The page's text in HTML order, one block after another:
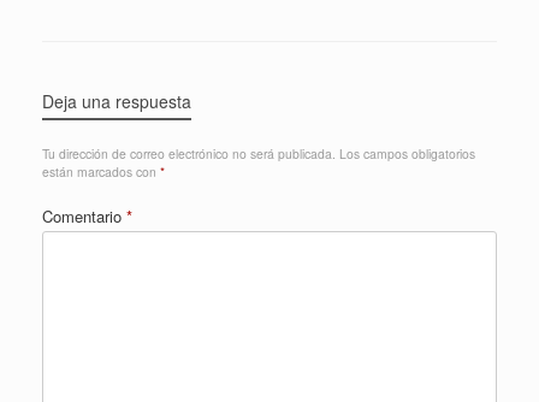
Deja una respuesta
Tu dirección de correo electrónico no será publicada. Los campos obligatorios
están marcados con *
Comentario *